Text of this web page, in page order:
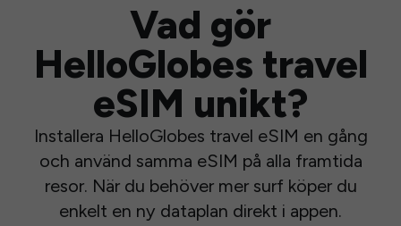
Vad gör
HelloGlobes travel
eSIM unikt?
Installera HelloGlobes travel eSIM en gång
och använd samma eSIM på alla framtida
resor. När du behöver mer surf köper du
enkelt en ny dataplan direkt i appen.